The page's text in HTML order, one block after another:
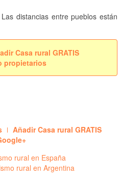
distancias entre pueblos están
Casa rural GRATIS
propietarios
Añadir Casa rural GRATIS
rural en España
rural en Argentina